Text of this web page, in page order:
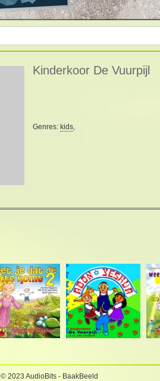
Kinderkoor De Vuurpijl
Genres: kids,
© 2023 AudioBits - BaakBeeld